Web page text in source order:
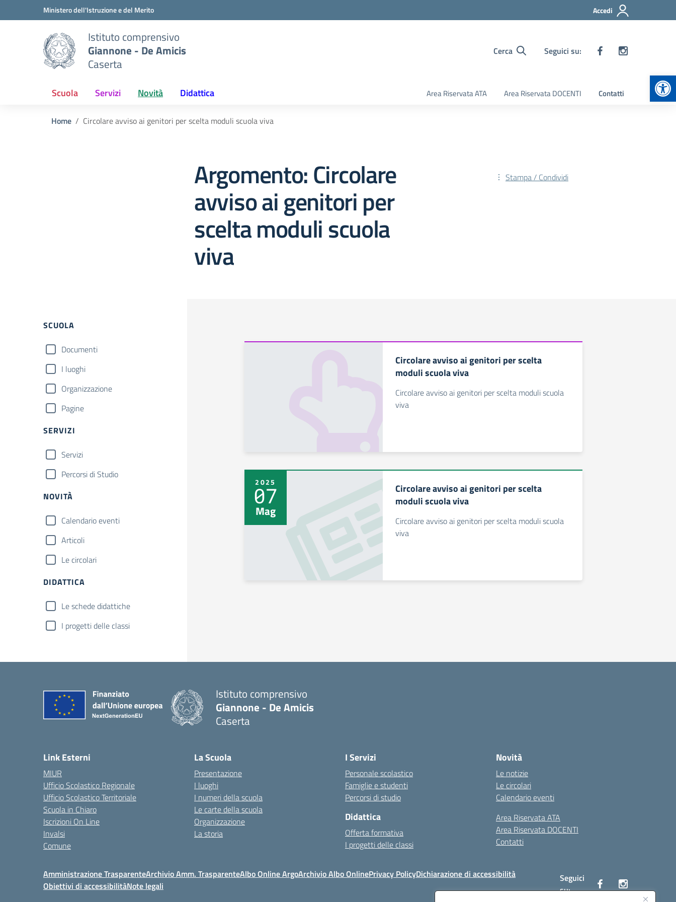
Vai ai contenuti
Vai al menu di navigazioneMinistero dell'Istruzione e del Merito Accedi
Istituto comprensivo
Giannone - De Amicis
Caserta
Cerca Seguici su:
Scuola Servizi Novità Didattica Area Riservata ATA Area Riservata DOCENTI Contatti
Home Circolare avviso ai genitori per scelta moduli scuola viva
Argomento: Circolare
avviso ai genitori per
scelta moduli scuola
viva
Stampa / Condividi
Filtri
SCUOLA
Documenti
I luoghi
Organizzazione
Pagine
SERVIZI
Servizi
Percorsi di Studio
NOVITÀ
Calendario eventi
Articoli
Le circolari
DIDATTICA
Le schede didattiche
I progetti delle classi
Circolare avviso ai genitori per scelta
moduli scuola viva
Circolare avviso ai genitori per scelta moduli scuola
viva
2025
07
Mag
Circolare avviso ai genitori per scelta
moduli scuola viva
Circolare avviso ai genitori per scelta moduli scuola
viva
Istituto comprensivo
Giannone - De Amicis
Caserta
Link Esterni
MIUR
Ufficio Scolastico Regionale
Ufficio Scolastico Territoriale
Scuola in Chiaro
Iscrizioni On Line
Invalsi
Comune
La Scuola
Presentazione
I luoghi
I numeri della scuola
Le carte della scuola
Organizzazione
La storia
I Servizi
Personale scolastico
Famiglie e studenti
Percorsi di studio
Didattica
Offerta formativa
I progetti delle classi
Novità
Le notizie
Le circolari
Calendario eventi
Area Riservata ATA
Area Riservata DOCENTI
Contatti
Amministrazione TrasparenteArchivio Amm. TrasparenteAlbo Online ArgoArchivio Albo OnlinePrivacy PolicyDichiarazione di accessibilità
Obiettivi di accessibilitàNote legali
Seguici
su: